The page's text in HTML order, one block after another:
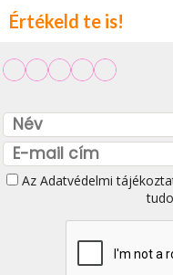
Értékeld te is!
Az Adatvédelmi